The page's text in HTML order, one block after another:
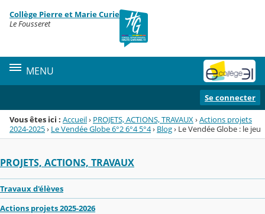
Menu de la rubrique
Contenu
Collège Pierre et Marie Curie
Le Fousseret
MENU
Se connecter
Vous êtes ici : Accueil› PROJETS, ACTIONS, TRAVAUX ›Actions projets
2024-2025› Le Vendée Globe 6°2 6°4 5°4› Blog› Le Vendée Globe : le jeu
PROJETS, ACTIONS, TRAVAUX
Travaux d'élèves
Actions projets 2025-2026